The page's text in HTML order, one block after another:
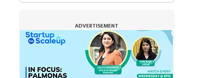
ADVERTISEMENT